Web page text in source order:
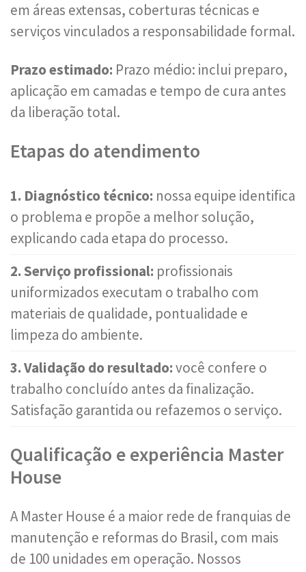
em áreas extensas, coberturas técnicas e
serviços vinculados a responsabilidade formal.
Prazo estimado: Prazo médio: inclui preparo,
aplicação em camadas e tempo de cura antes
da liberação total.
Etapas do atendimento
1. Diagnóstico técnico: nossa equipe identifica
o problema e propõe a melhor solução,
explicando cada etapa do processo.
2. Serviço profissional: profissionais
uniformizados executam o trabalho com
materiais de qualidade, pontualidade e
limpeza do ambiente.
3. Validação do resultado:você confere o
trabalho concluído antes da finalização.
Satisfação garantida ou refazemos o serviço.
Qualificação e experiência Master
House
A Master House é a maior rede de franquias de
manutenção e reformas do Brasil, com mais
de 100 unidades em operação. Nossos